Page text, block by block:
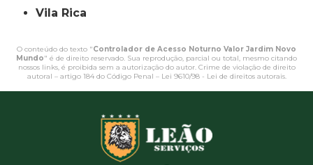
Vila Rica
O conteúdo do texto "Controlador de Acesso Noturno Valor Jardim Novo
Mundo" é de direito reservado. Sua reprodução, parcial ou total, mesmo citando
nossos links, é proibida sem a autorização do autor. Crime de violação de direito
autoral – artigo 184 do Código Penal – Lei 9610/98 - Lei de direitos autorais.